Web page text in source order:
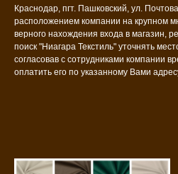
Краснодар, пгт. Пашковский, ул.
расположением компании на крупном
верного нахождения входа в магазин,
поиск "Ниагара Текстиль" уточнять
согласовав с сотрудниками компании
оплатить его по указанному Вами